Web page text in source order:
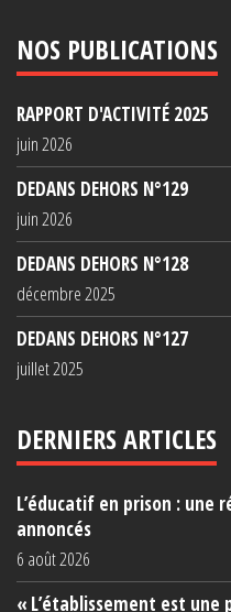
NOS PUBLICATIONS
RAPPORT D'ACTIVITÉ 2025
juin 2026
DEDANS DEHORS N°129
juin 2026
DEDANS DEHORS N°128
décembre 2025
DEDANS DEHORS N°127
juillet 2025
DERNIERS ARTICLES
L’éducatif en prison : une
annoncés
6 août 2026
« L’établissement est